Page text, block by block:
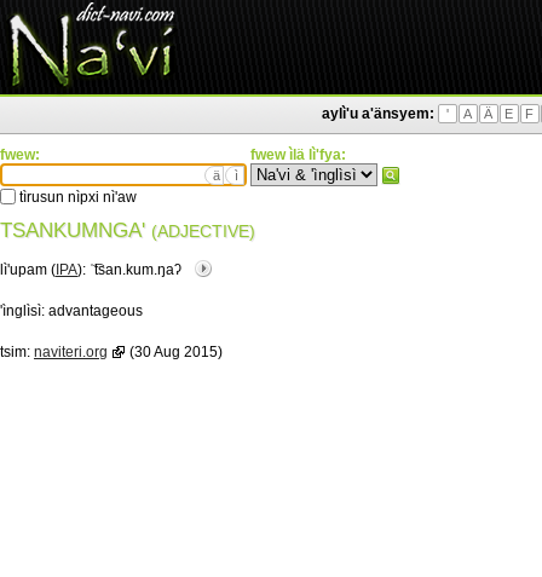
aylì'u a'änsyem: ' A Ä E F
fwew:
ä ì
tìrusun nìpxi nì'aw
fwew ìlä lì'fya:
TSANKUMNGA' (ADJECTIVE)
lì'upam ( IPA): ˈ͡tsan.kum.ŋaʔ
'ìnglìsì: advantageous
tsim: naviteri.org (30 Aug 2015)